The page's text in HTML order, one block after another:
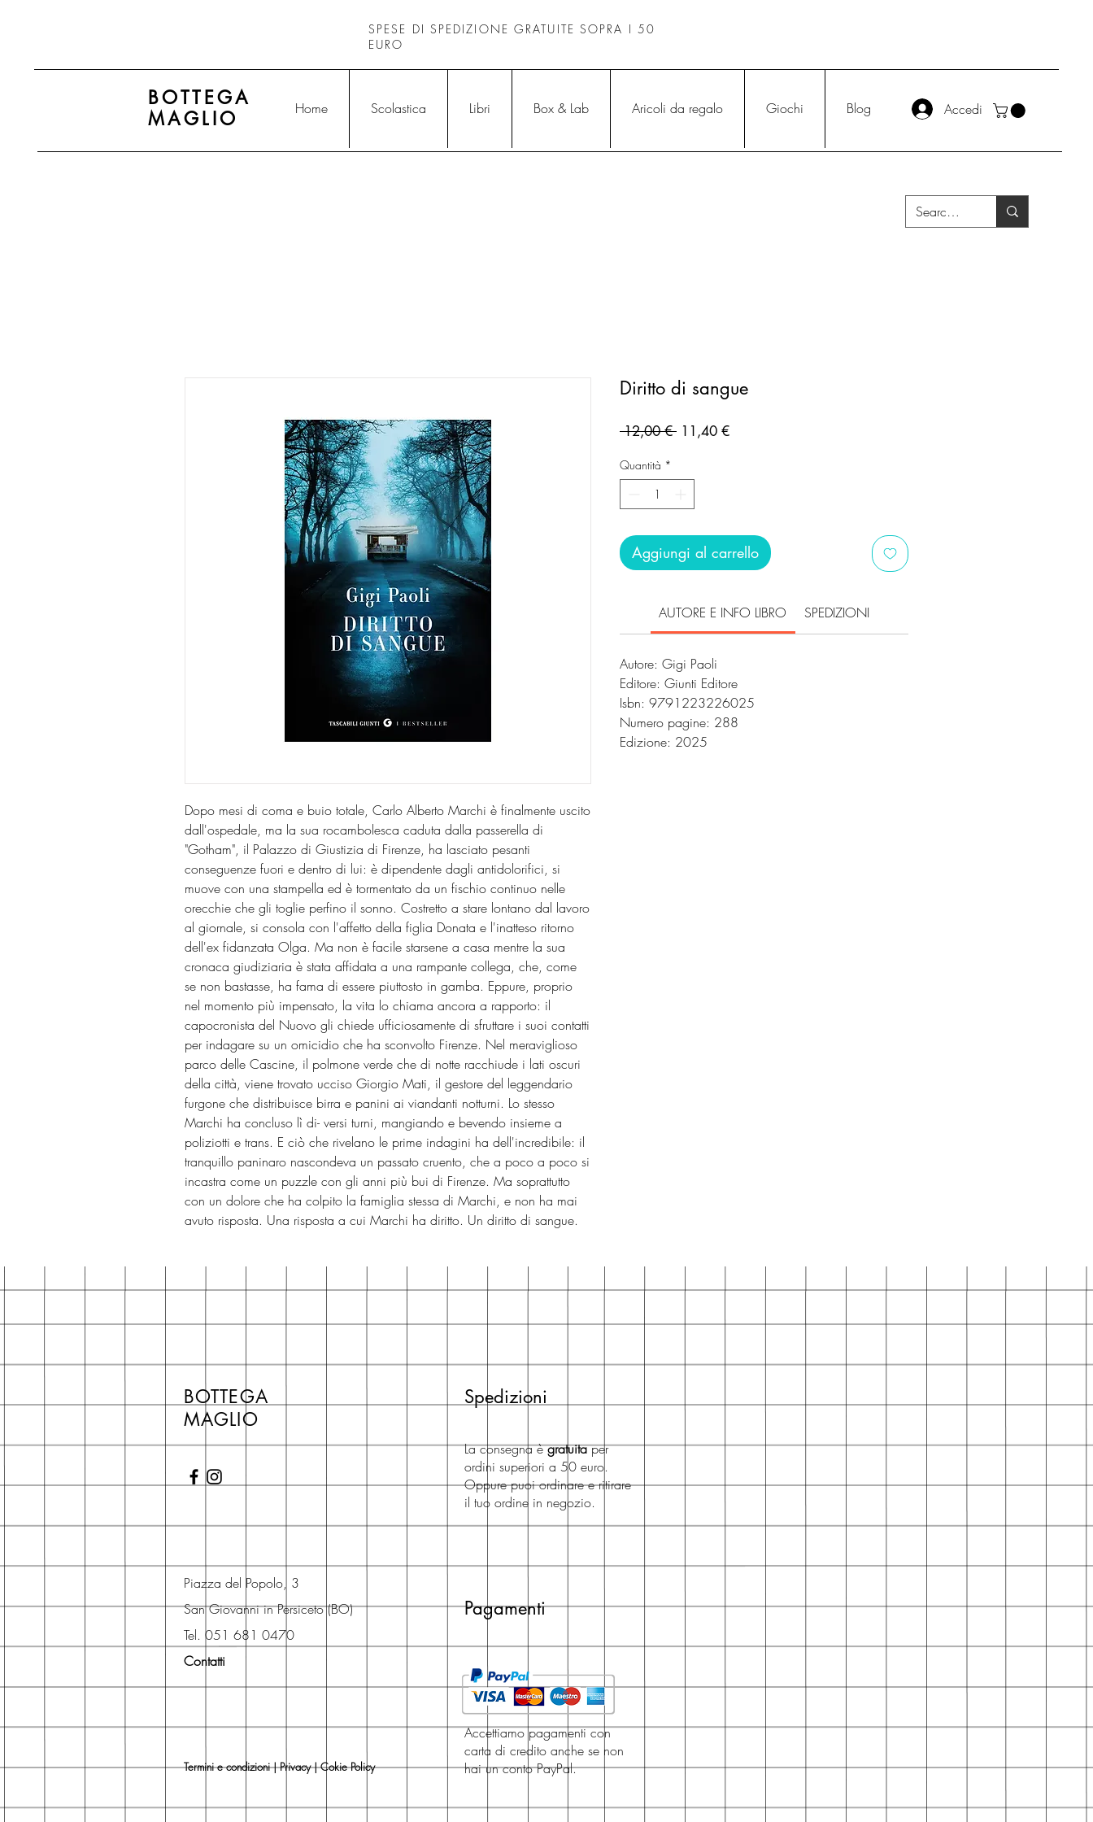
SPESE DI SPEDIZIONE GRATUITE SOPRA I 50
EURO
BOTTEGA
MAGLIO
Home Scolastica Libri Box & Lab Aricoli da regalo Giochi Blog Accedi
Dopo mesi di coma e buio totale, Carlo Alberto Marchi è finalmente uscito
dall'ospedale, ma la sua rocambolesca caduta dalla passerella di
"Gotham", il Palazzo di Giustizia di Firenze, ha lasciato pesanti
conseguenze fuori e dentro di lui: è dipendente dagli antidolorifici, si
muove con una stampella ed è tormentato da un fischio continuo nelle
orecchie che gli toglie perfino il sonno. Costretto a stare lontano dal lavoro
al giornale, si consola con l'affetto della figlia Donata e l'inatteso ritorno
dell'ex fidanzata Olga. Ma non è facile starsene a casa mentre la sua
cronaca giudiziaria è stata affidata a una rampante collega, che, come
se non bastasse, ha fama di essere piuttosto in gamba. Eppure, proprio
nel momento più impensato, la vita lo chiama ancora a rapporto: il
capocronista del Nuovo gli chiede ufficiosamente di sfruttare i suoi contatti
per indagare su un omicidio che ha sconvolto Firenze. Nel meraviglioso
parco delle Cascine, il polmone verde che di notte racchiude i lati oscuri
della città, viene trovato ucciso Giorgio Mati, il gestore del leggendario
furgone che distribuisce birra e panini ai viandanti notturni. Lo stesso
Marchi ha concluso lì di- versi turni, mangiando e bevendo insieme a
poliziotti e trans. E ciò che rivelano le prime indagini ha dell'incredibile: il
tranquillo paninaro nascondeva un passato cruento, che a poco a poco si
incastra come un puzzle con gli anni più bui di Firenze. Ma soprattutto
con un dolore che ha colpito la famiglia stessa di Marchi, e non ha mai
avuto risposta. Una risposta a cui Marchi ha diritto. Un diritto di sangue.
Diritto di sangue
12,00 € Prezzo
11,40 €Prezzo
Quantità *
Aggiungi al carrello
AUTORE E INFO LIBRO SPEDIZIONI
Autore: Gigi Paoli
Editore: Giunti Editore
Isbn: 9791223226025
Numero pagine: 288
Edizione: 2025
BOTTEGA
MAGLIO
Piazza del Popolo, 3
San Giovanni in Persiceto (BO)
Tel. 051 681 0470
Contatti
Termini e condizioni|Privacy|Cokie Policy
Spedizioni
La consegna ègratuitaper
ordini superiori a 50 euro.
Oppure puoi ordinare e ritirare
il tuo ordine in negozio.
Pagamenti
Accettiamo pagamenti con
carta di credito anche se non
hai un conto PayPal.